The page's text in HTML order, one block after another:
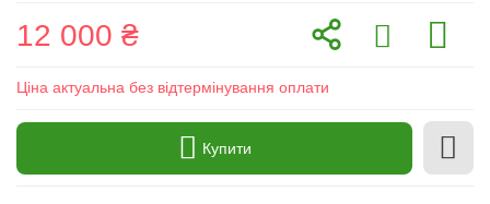
12 000 ₴
Ціна актуальна без відтермінування оплати
Купити